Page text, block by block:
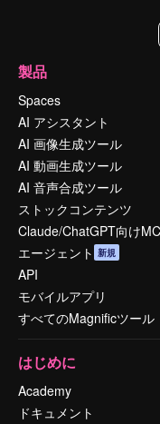
製品
Spaces
AI アシスタント
AI 画像生成ツール
AI 動画生成ツール
AI 音声合成ツール
ストックコンテンツ
Claude/ChatGPT向け
エージェント 新規
API
モバイルアプリ
すべてのMagnificツール
はじめに
Academy
ドキュメント